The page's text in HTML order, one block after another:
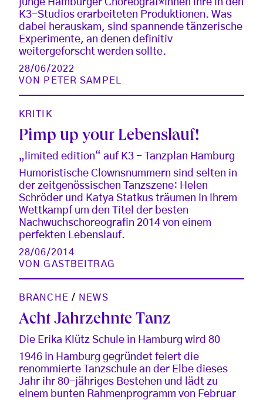
junge Hamburger Choreograf*innen ihre in den
K3-Studios erarbeiteten Produktionen. Was
dabei herauskam, sind spannende tänzerische
Experimente, an denen definitiv
weitergeforscht werden sollte.
28/06/2022
VON
PETER SAMPEL
KRITIK
Pimp up your Lebenslauf!
„limited edition“ auf K3 - Tanzplan Hamburg
Humoristische Clownsnummern sind selten in
der zeitgenössischen Tanzszene: Helen
Schröder und Katya Statkus träumen in ihrem
Wettkampf um den Titel der besten
Nachwuchschoreografin 2014 von einem
perfekten Lebenslauf.
28/06/2014
VONGASTBEITRAG
BRANCHE / NEWS
Acht Jahrzehnte Tanz
Die Erika Klütz Schule in Hamburg wird 80
1946 in Hamburg gegründet feiert die
renommierte Tanzschule an der Elbe dieses
Jahr ihr 80-jähriges Bestehen und lädt zu
einem bunten Rahmenprogramm von Februar